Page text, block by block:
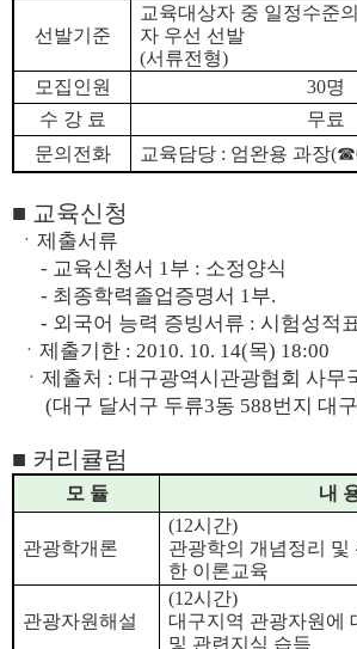
선발기준
교육대상자 중 일정수준
자 우선 선발
(서류전형)
모집인원
30명
수 강 료
무료
문의전화
교육담당 : 엄완용 과장
■ 교육신청
ㆍ제출서류
- 교육신청서 1부 : 소정양식
- 최종학력졸업증명서 1부.
- 외국어 능력 증빙서류 : 시험성적
ㆍ제출기한 : 2010. 10. 14(목) 18:00
ㆍ제출처 : 대구광역시관광협회 사무
(대구 달서구 두류3동 588번지 대
■ 커리큘럼
모 듈 내
관광학개론
(12시간)
관광학의 개념정리 및
한 이론교육
관광자원해설
(12시간)
대구지역 관광자원에
및 관련지식 습득